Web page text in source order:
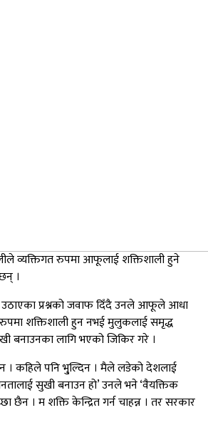
व्यक्तिगत रुपमा आफूलाई शक्तिशाली हुने
।
उठाएका प्रश्नको जवाफ दिँदै उनले आफूले आधा
शक्तिशाली हुन नभई मुलुकलाई समृद्ध
बनाउनका लागि भएको जिकिर गरे ।
। कहिले पनि भु्ल्दिन । मैले लडेको देशलाई
सुखी बनाउन हो’ उनले भने ‘वैयक्तिक
छैन । म शक्ति केन्द्रित गर्न चाहन्न । तर सरकार